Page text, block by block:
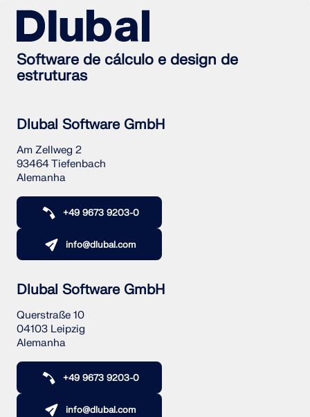
Software de cálculo e design de
estruturas
Dlubal Software GmbH
Am Zellweg 2
93464 Tiefenbach
Alemanha
+49 9673 9203-0
info@dlubal.com
Dlubal Software GmbH
Querstraße 10
04103 Leipzig
Alemanha
+49 9673 9203-0
info@dlubal.com